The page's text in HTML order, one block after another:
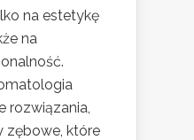
na estetykę
na
rozwiązania,
zębowe, które